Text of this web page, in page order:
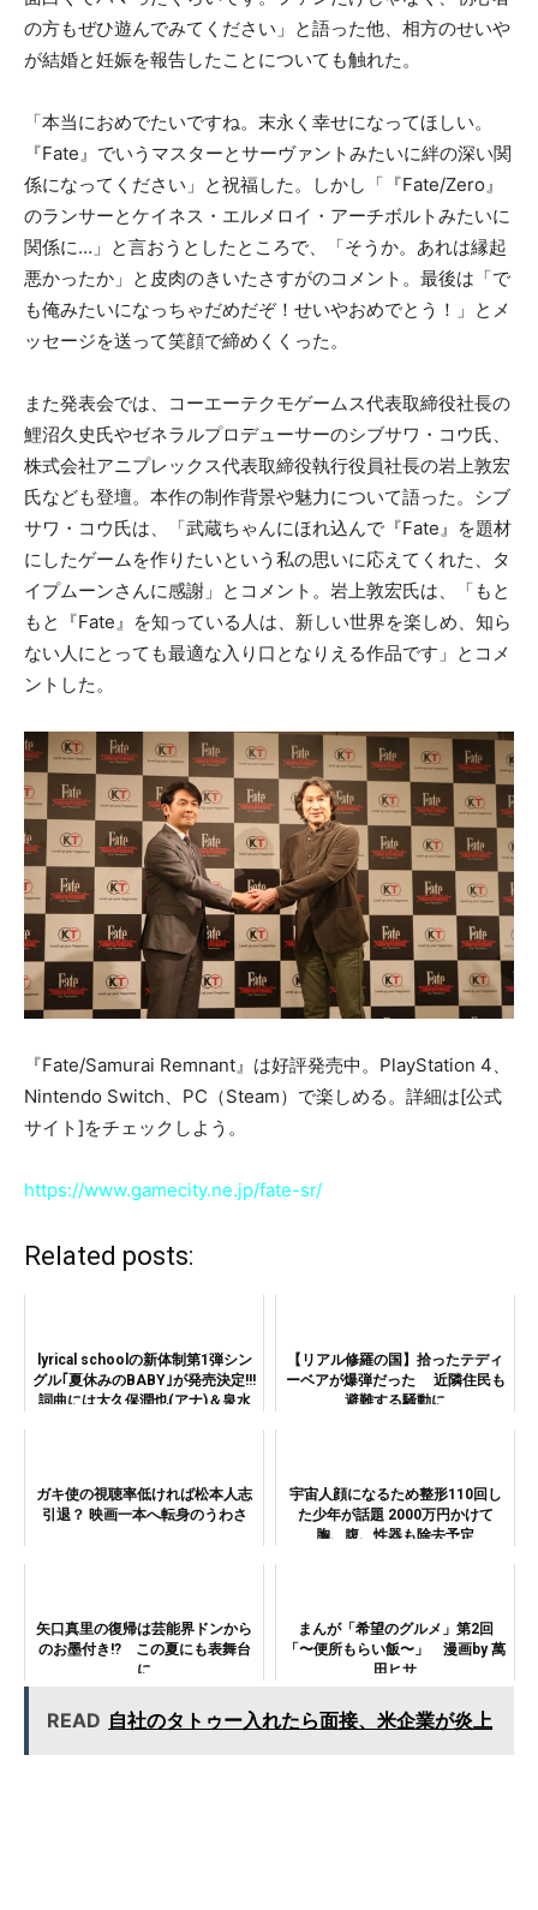
の方もぜひ遊んでみてください」と語った他、相方のせいや
が結婚と妊娠を報告したことについても触れた。
「本当におめでたいですね。末永く幸せになってほしい。
『Fate』でいうマスターとサーヴァントみたいに絆の深い関
係になってください」と祝福した。しかし「『Fate/Zero』
のランサーとケイネス・エルメロイ・アーチボルトみたいに
関係に…」と言おうとしたところで、「そうか。あれは縁起
悪かったか」と皮肉のきいたさすがのコメント。最後は「で
も俺みたいになっちゃだめだぞ！せいやおめでとう！」とメ
ッセージを送って笑顔で締めくくった。
また発表会では、コーエーテクモゲームス代表取締役社長の
鯉沼久史氏やゼネラルプロデューサーのシブサワ・コウ氏、
株式会社アニプレックス代表取締役執行役員社長の岩上敦宏
氏なども登壇。本作の制作背景や魅力について語った。シブ
サワ・コウ氏は、「武蔵ちゃんにほれ込んで『Fate』を題材
にしたゲームを作りたいという私の思いに応えてくれた、タ
イプムーンさんに感謝」とコメント。岩上敦宏氏は、「もと
もと『Fate』を知っている人は、新しい世界を楽しめ、知ら
ない人にとっても最適な入り口となりえる作品です」とコメ
ントした。
『Fate/Samurai Remnant』は好評発売中。PlayStation 4、
Nintendo Switch、PC（Steam）で楽しめる。詳細は[公式
サイト]をチェックしよう。
https://www.gamecity.ne.jp/fate-sr/
Related posts:
lyrical schoolの新体制第1弾シン
グル｢夏休みのBABY｣が発売決定!!!
詞曲には大久保潤也(アナ)＆泉水
【リアル修羅の国】拾ったテディ
ーベアが爆弾だった 近隣住民も
避難する騒動に
ガキ使の視聴率低ければ松本人志
引退？ 映画一本へ転身のうわさ
宇宙人顔になるため整形110回し
た少年が話題 2000万円かけて
胸、腹、性器も除去予定
矢口真里の復帰は芸能界ドンから
のお墨付き!? この夏にも表舞台
に
まんが「希望のグルメ」第2回
「〜便所もらい飯〜」 漫画by 萬
田ヒサ
READ 自社のタトゥー入れたら面接、米企業が炎上